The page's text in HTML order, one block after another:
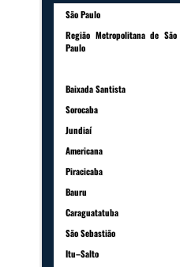
São Paulo
Região Metropolitana de São
Paulo
Baixada Santista
Sorocaba
Jundiaí
Americana
Piracicaba
Bauru
Caraguatatuba
São Sebastião
Itu–Salto